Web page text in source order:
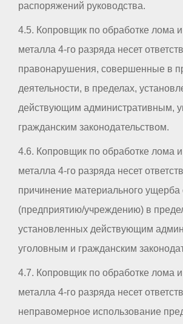
распоряжений руководства.
4.5. Копровщик по обработке лома
металла 4-го разряда несет
правонарушения, совершенные в
деятельности, в пределах,
действующим административным,
гражданским законодательством.
4.6. Копровщик по обработке лома
металла 4-го разряда несет
причинение материального ущерба
(предприятию/учреждению) в
установленных действующим
уголовным и гражданским
4.7. Копровщик по обработке лома
металла 4-го разряда несет
неправомерное использование